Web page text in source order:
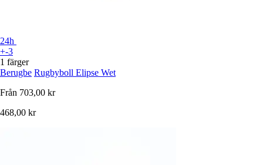
24h
+-3
1 färger
Berugbe Rugbyboll Elipse Wet
Från 703,00 kr
468,00 kr